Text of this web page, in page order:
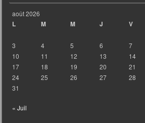
août 2026
L M M J V
3
4 5 6 7
10
11 12 13 14
17
18 19 20 21
24
25 26 27 28
31
« Juil